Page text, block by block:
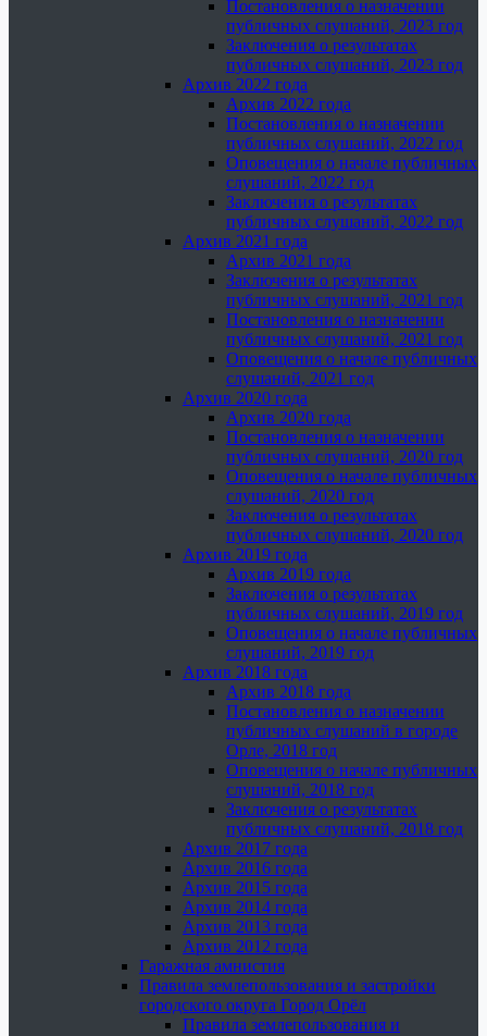
Постановления о назначении
публичных слушаний, 2023 год
Заключения о результатах
публичных слушаний, 2023 год
Архив 2022 года
Архив 2022 года
Постановления о назначении
публичных слушаний, 2022 год
Оповещения о начале публичных
слушаний, 2022 год
Заключения о результатах
публичных слушаний, 2022 год
Архив 2021 года
Архив 2021 года
Заключения о результатах
публичных слушаний, 2021 год
Постановления о назначении
публичных слушаний, 2021 год
Оповещения о начале публичных
слушаний, 2021 год
Архив 2020 года
Архив 2020 года
Постановления о назначении
публичных слушаний, 2020 год
Оповещения о начале публичных
слушаний, 2020 год
Заключения о результатах
публичных слушаний, 2020 год
Архив 2019 года
Архив 2019 года
Заключения о результатах
публичных слушаний, 2019 год
Оповещения о начале публичных
слушаний, 2019 год
Архив 2018 года
Архив 2018 года
Постановления о назначении
публичных слушаний в городе
Орле, 2018 год
Оповещения о начале публичных
слушаний, 2018 год
Заключения о результатах
публичных слушаний, 2018 год
Архив 2017 года
Архив 2016 года
Архив 2015 года
Архив 2014 года
Архив 2013 года
Архив 2012 года
Гаражная амнистия
Правила землепользования и застройки
городского округа Город Орёл
Правила землепользования и